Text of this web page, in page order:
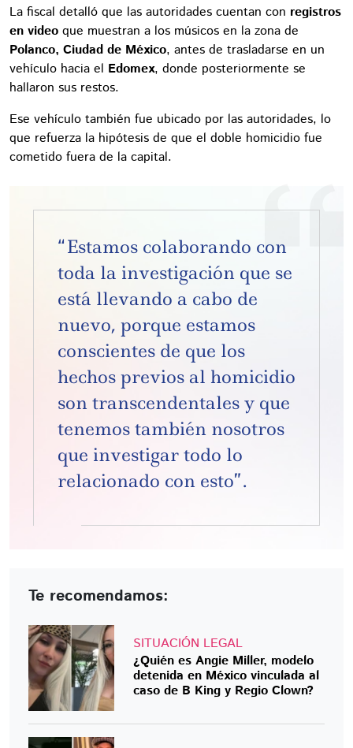
La fiscal detalló que las autoridades cuentan con registros
en video que muestran a los músicos en la zona de
Polanco, Ciudad de México, antes de trasladarse en un
vehículo hacia el Edomex, donde posteriormente se
hallaron sus restos.
Ese vehículo también fue ubicado por las autoridades, lo
que refuerza la hipótesis de que el doble homicidio fue
cometido fuera de la capital.
“Estamos colaborando con
toda la investigación que se
está llevando a cabo de
nuevo, porque estamos
conscientes de que los
hechos previos al homicidio
son transcendentales y que
tenemos también nosotros
que investigar todo lo
relacionado con esto”.
Te recomendamos:
SITUACIÓN LEGAL
¿Quién es Angie Miller, modelo
detenida en México vinculada al
caso de B King y Regio Clown?